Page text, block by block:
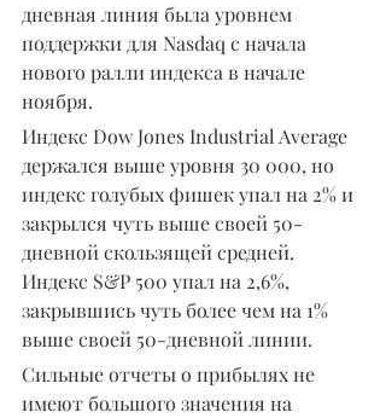
дневная линия была уровнем
поддержки для Nasdaq с начала
нового ралли индекса в начале
ноября.
Индекс Dow Jones Industrial Average
держался выше уровня 30 000, но
индекс голубых фишек упал на 2% и
закрылся чуть выше своей 50-
дневной скользящей средней.
Индекс S&P 500 упал на 2,6%,
закрывшись чуть более чем на 1%
выше своей 50-дневной линии.
Сильные отчеты о прибылях не
имеют большого значения на